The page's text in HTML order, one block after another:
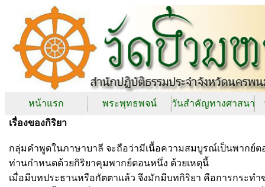
หน้าแรก พระพุทธพจน์ วันสำคัญทางศาสนา
เรื่องของกิริยา
กลุ่มคำพูดในภาษาบาลี จะถือว่ามีเนื้อความสมบูรณ์เป็นพากย์ต
ท่านกำหนดด้วยกิริยาคุมพากย์ตอนหนึ่ง ด้วยเหตุนี้
เมื่อมีบทประธานหรือกัตตาแล้ว จึงมักมีบทกิริยา คือการกระทำ